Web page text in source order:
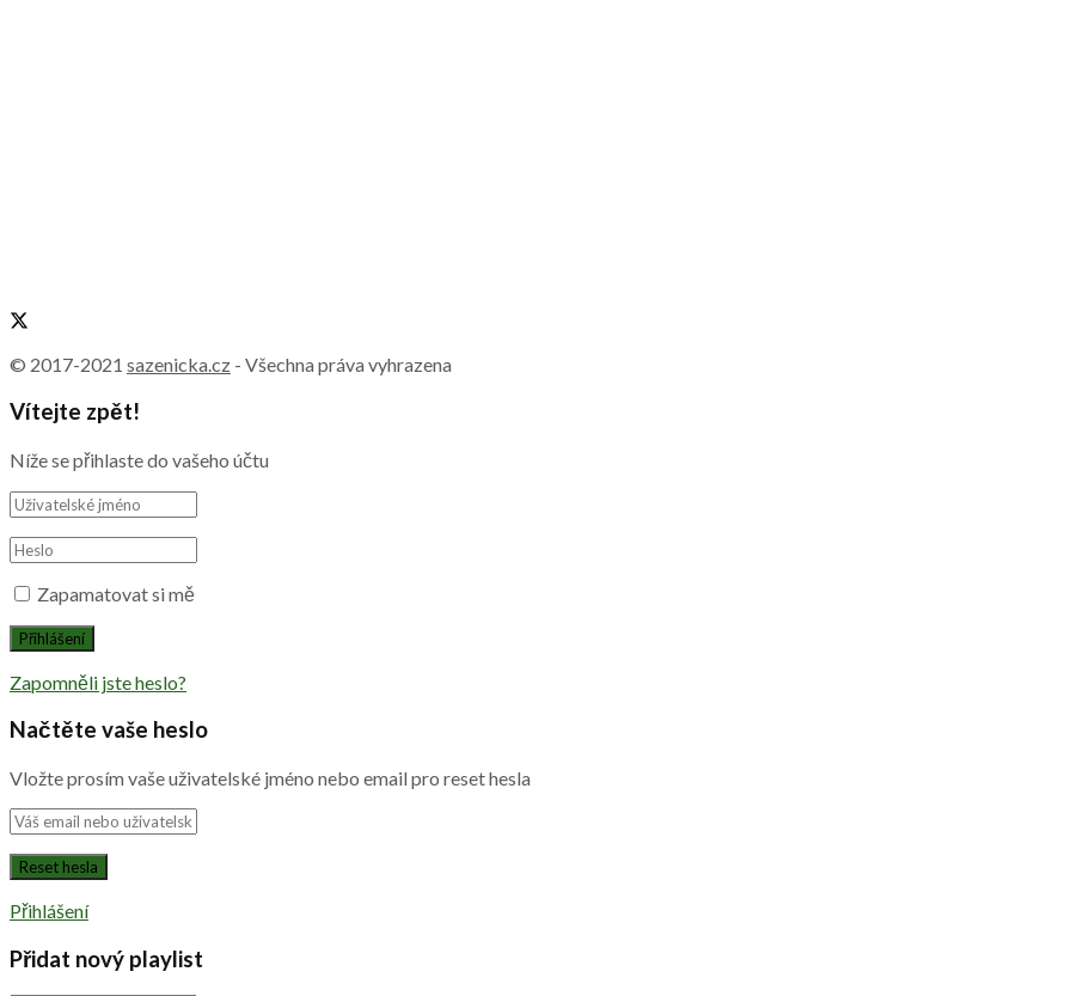
© 2017-2021 sazenicka.cz - Všechna práva vyhrazena
Vítejte zpět!
Níže se přihlaste do vašeho účtu
Zapamatovat si mě
Zapomněli jste heslo?
Načtěte vaše heslo
Vložte prosím vaše uživatelské jméno nebo email pro reset hesla
Přihlášení
Přidat nový playlist